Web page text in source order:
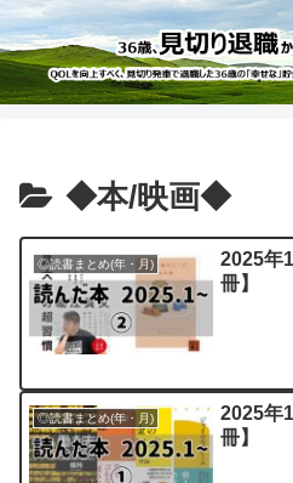
◆本/映画◆
◎読書まとめ(年・月)
2025年
冊】
◎読書まとめ(年・月)
2025年
冊】